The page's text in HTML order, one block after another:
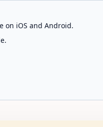
on iOS and Android.